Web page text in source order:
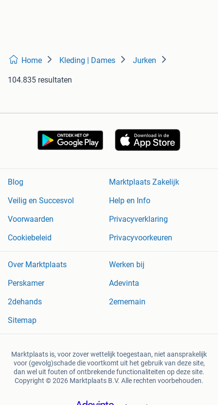
Home Kleding | Dames Jurken
104.835 resultaten
Blog
Marktplaats Zakelijk
Veilig en Succesvol
Help en Info
Voorwaarden
Privacyverklaring
Cookiebeleid
Privacyvoorkeuren
Over Marktplaats
Werken bij
Perskamer
Adevinta
2dehands
2ememain
Sitemap
Marktplaats is, voor zover wettelijk toegestaan, niet aansprakelijk
voor (gevolg)schade die voortkomt uit het gebruik van deze site,
dan wel uit fouten of ontbrekende functionaliteiten op deze site.
Copyright © 2026 Marktplaats B.V. Alle rechten voorbehouden.